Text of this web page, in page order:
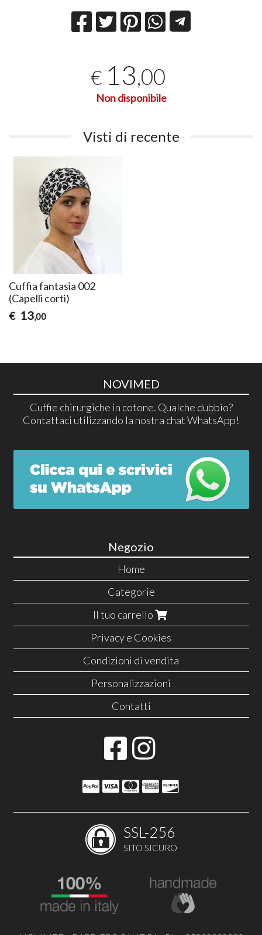
€ 13,00
Non disponibile
Visti di recente
Cuffia fantasia 002
(Capelli corti)
€ 13,00
NOVIMED
Cuffie chirurgiche in cotone. Qualche dubbio?
Contattaci utilizzando la nostra chat WhatsApp!
Negozio
Home
Categorie
Il tuo carrello
Privacy e Cookies
Condizioni di vendita
Personalizzazioni
Contatti
SSL-256
SITO SICURO